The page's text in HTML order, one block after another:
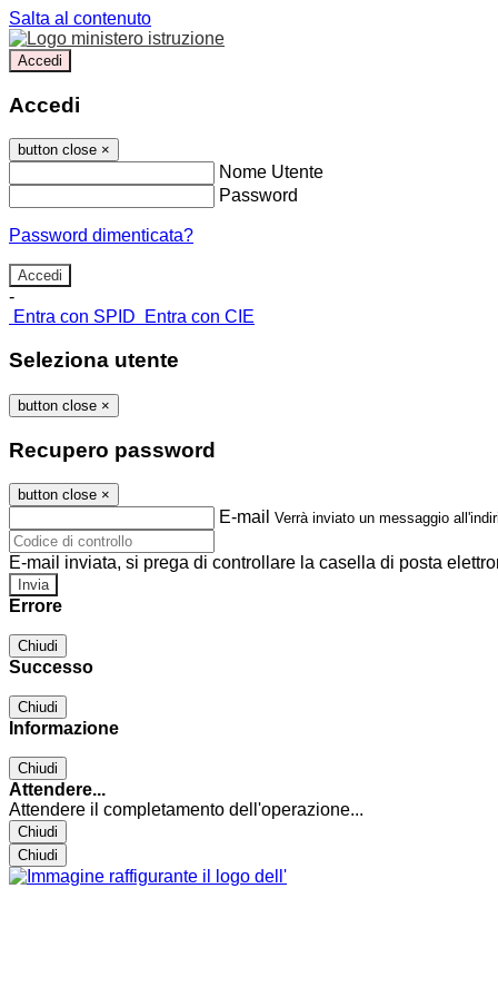
Salta al contenuto
Accedi
Accedi
button close ×
Nome Utente
Password
Password dimenticata?
-
Entra con SPID
Entra con CIE
Seleziona utente
button close ×
Recupero password
button close ×
E-mail Verrà inviato un messaggio
E-mail inviata, si prega di controllare la casella di posta
Errore
Chiudi
Successo
Chiudi
Informazione
Chiudi
Attendere...
Attendere il completamento dell'operazione...
Chiudi
Chiudi